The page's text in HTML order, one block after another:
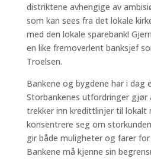
distriktene avhengige av
som kan sees fra det lokale
med den lokale sparebank!
en like fremoverlent banksjef
Troelsen.
Bankene og bygdene har i dag
Storbankenes utfordringer gjør
trekker inn kredittlinjer til lokalt
konsentrere seg om
gir både muligheter og farer for
Bankene må kjenne sin